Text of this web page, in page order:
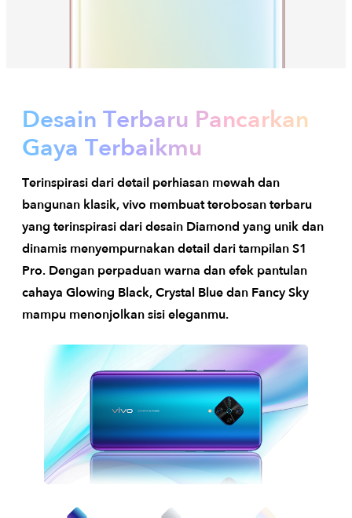
Desain Terbaru Pancarkan
Gaya Terbaikmu
Terinspirasi dari detail perhiasan mewah dan
bangunan klasik, vivo membuat terobosan terbaru
yang terinspirasi dari desain Diamond yang unik dan
dinamis menyempurnakan detail dari tampilan S1
Pro. Dengan perpaduan warna dan efek pantulan
cahaya Glowing Black, Crystal Blue dan Fancy Sky
mampu menonjolkan sisi eleganmu.